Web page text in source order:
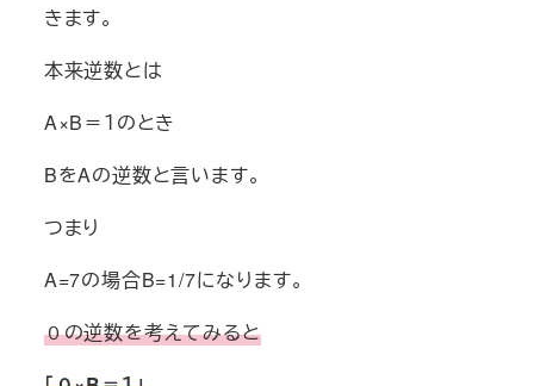
きます。
本来逆数とは
A×B＝１のとき
BをAの逆数と言います。
つまり
A=7の場合B=1/7になります。
０の逆数を考えてみると